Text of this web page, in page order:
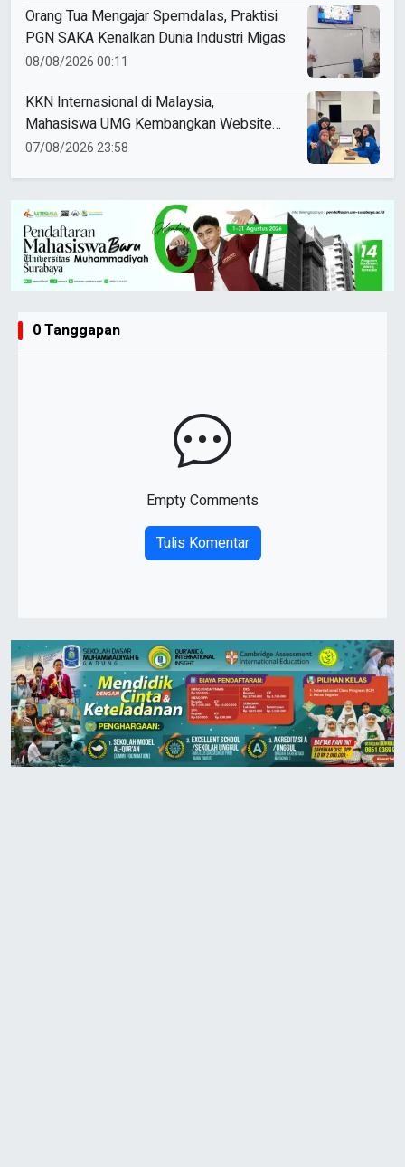
Orang Tua Mengajar Spemdalas, Praktisi
PGN SAKA Kenalkan Dunia Industri Migas
08/08/2026 00:11
KKN Internasional di Malaysia,
Mahasiswa UMG Kembangkan Website
Pengenalan Budaya Indonesia
07/08/2026 23:58
0 Tanggapan
Empty Comments
Tulis Komentar